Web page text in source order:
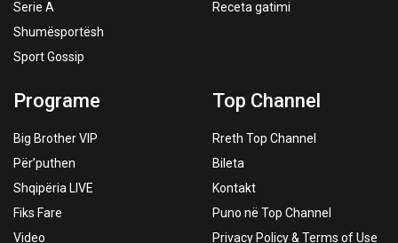
Serie A
Shumësportësh
Sport Gossip
Receta gatimi
Programe
Big Brother VIP
Për’puthen
Shqipëria LIVE
Fiks Fare
Video
Top Channel
Rreth Top Channel
Bileta
Kontakt
Puno në Top Channel
Privacy Policy & Terms of Use